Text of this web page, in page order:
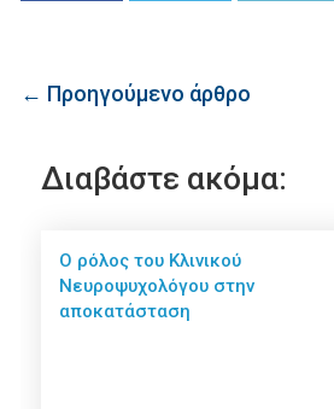
← Προηγούμενο άρθρο
Διαβάστε ακόμα:
Ο ρόλος του Κλινικού
Νευροψυχολόγου στην
αποκατάσταση